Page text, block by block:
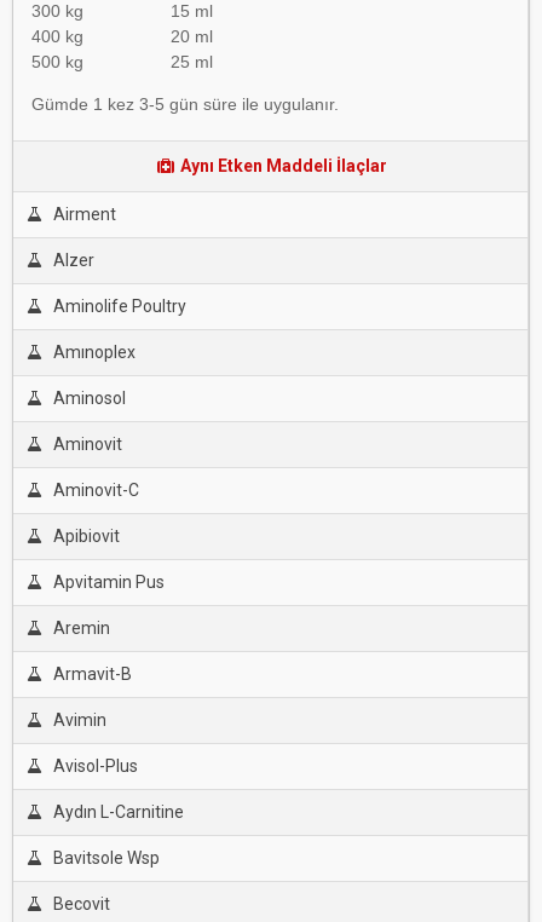
300 kg 15 ml
400 kg 20 ml
500 kg 25 ml
Gümde 1 kez 3-5 gün süre ile uygulanır.
Aynı Etken Maddeli İlaçlar
Airment
Alzer
Aminolife Poultry
Amınoplex
Aminosol
Aminovit
Aminovit-C
Apibiovit
Apvitamin Pus
Aremin
Armavit-B
Avimin
Avisol-Plus
Aydın L-Carnitine
Bavitsole Wsp
Becovit